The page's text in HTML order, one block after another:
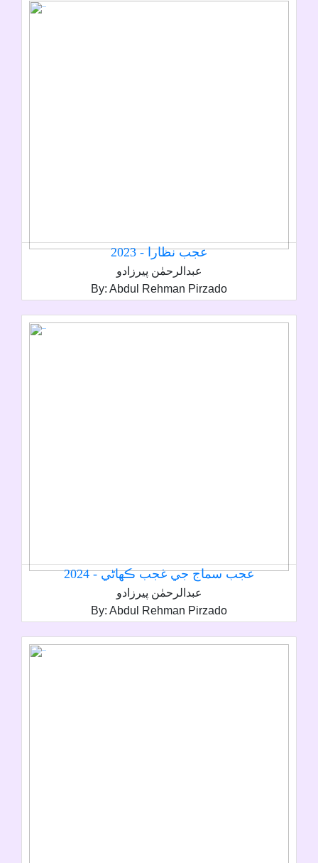
عجب نظارا - 2023
عبدالرحمٰن پيرزادو
By: Abdul Rehman Pirzado
عجب سماج جي غجب ڪھاڻي - 2024
عبدالرحمٰن پيرزادو
By: Abdul Rehman Pirzado